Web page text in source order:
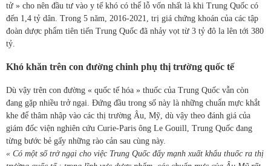
tử » cho nên đầu tư vào y tế khó có thể lỗ vốn nhất là khi Trung Quốc có
đến 1,4 tỷ dân. Trong 5 năm, 2016-2021, trị giá chứng khoán của các tập
đoàn dược phẩm tiên tiến Trung Quốc đã nhảy vọt từ 3 tỷ đô la lên tới 380
tỷ.
Khó khăn trên con đường chinh phụ thị trường quốc tế
Dù vậy trên con đường « quốc tế hóa » thuốc của Trung Quốc vẫn còn
đang gặp nhiều trở ngại. Đứng đầu trong số này là những chuẩn mực khắt
khe để thâm nhập vào các thị trường Âu, Mỹ, dù vậy theo đánh giá của
giám đốc viện nghiên cứu Curie-Paris ông Le Gouill, Trung Quốc đang
từng bước bẻ gấy những rào cản sau cùng này.
« Có một số trở ngại cho việc Trung Quốc đẩy mạnh xuất khẩu thuốc ra thị